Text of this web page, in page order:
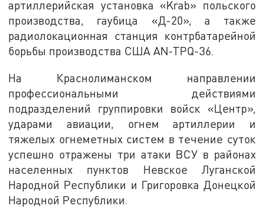
артиллерийская установка «Krab» польского
производства, гаубица «Д-20», а также
радиолокационная станция контрбатарейной
борьбы производства США AN-TPQ-36.
На Краснолиманском направлении
профессиональными действиями
подразделений группировки войск «Центр»,
ударами авиации, огнем артиллерии и
тяжелых огнеметных систем в течение суток
успешно отражены три атаки ВСУ в районах
населенных пунктов Невское Луганской
Народной Республики и Григоровка Донецкой
Народной Республики.